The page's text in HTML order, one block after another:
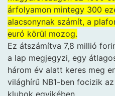
árfolyamon mintegy 300
alacsonynak számít, a
euró körül mozog.
Ez átszámítva 7,8 millió
a lap megjegyzi, egy
három év alatt keres meg
világhírű NB1-ben focizik